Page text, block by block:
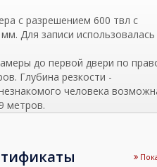
с разрешением 600 твл с
Для записи использовалась
до первой двери по
Глубина резкости -
человека
метров.